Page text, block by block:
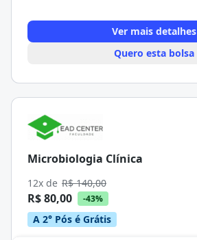
Ver mais detalhes
Quero esta bolsa
Microbiologia Clínica
12x de R$ 140,00
R$ 80,00 -43%
A 2° Pós é Grátis